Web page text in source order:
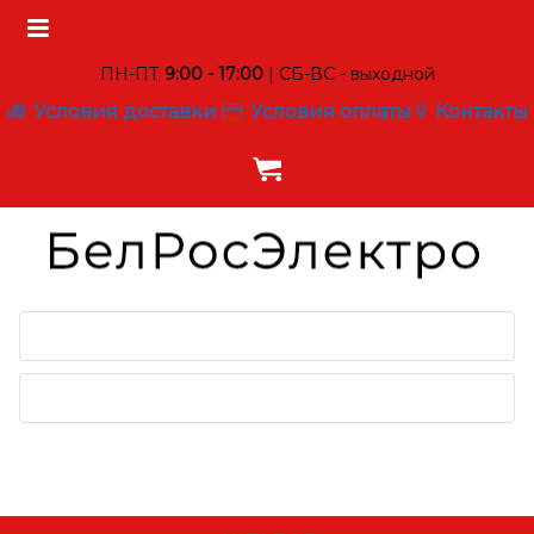
ПН-ПТ 9:00 - 17:00| СБ-ВС - выходной
Условия доставки Условия оплаты Контакты